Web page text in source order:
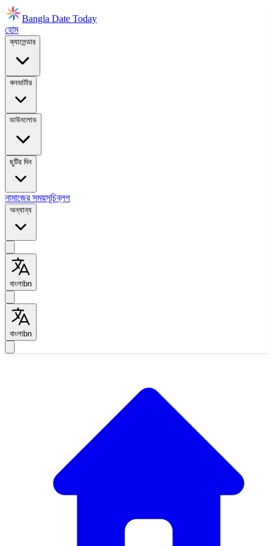
Bangla Date Today
হোম
ক্যালেন্ডার
কনভার্টার
ডাউনলোড
ছুটির দিন
নামাজের সময়সূচিব্লগ
অন্যান্য
বাংলাbn
বাংলাbn